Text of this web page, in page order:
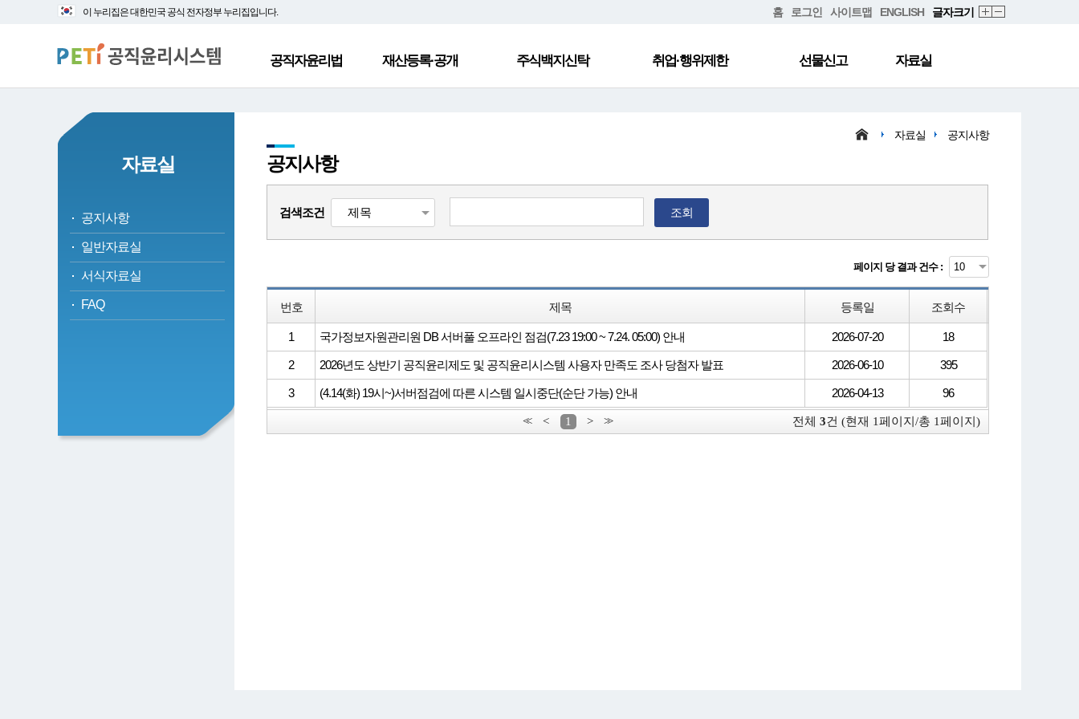
대
바
로
본
로
가
이 누리집은 대한민국 공식 전자정부 누리집입니다. 홈 로그인 사이트맵 ENGLISH 글자크기
공직자윤리법 재산등록·공개 주식백지신탁 취업·행위제한 선물신고 자료실
자료실
공지사항
일반자료실
서식자료실
FAQ
자료실 공지사항
공지사항
검색조건 조회
페이지 당 결과 건수 :
번호 제목 등록일 조회수
1 국가정보자원관리원 DB 서버풀 오프라인 점검(7.23 19:00 ~ 7.24. 05:00) 안내 2026-07-20 18
2 2026년도 상반기 공직윤리제도 및 공직윤리시스템 사용자 만족도 조사 당첨자 발표 2026-06-10 395
3 (4.14(화) 19시~)서버점검에 따른 시스템 일시중단(순단 가능) 안내 2026-04-13 96
<< < 1 > >> 전체 3건 (현재 1페이지/총 1페이지)